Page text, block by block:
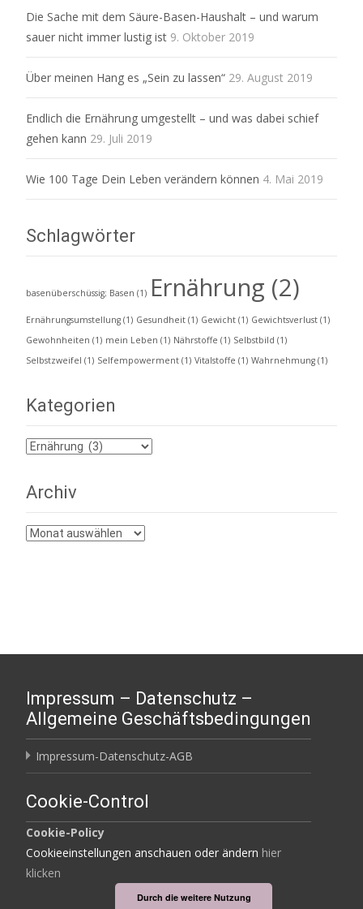
Die Sache mit dem Säure-Basen-Haushalt – und warum
sauer nicht immer lustig ist 9. Oktober 2019
Über meinen Hang es „Sein zu lassen“ 29. August 2019
Endlich die Ernährung umgestellt – und was dabei schief
gehen kann 29. Juli 2019
Wie 100 Tage Dein Leben verändern können 4. Mai 2019
Schlagwörter
basenüberschüssig; Basen (1) Ernährung (2)
Ernährungsumstellung (1) Gesundheit (1) Gewicht (1) Gewichtsverlust (1)
Gewohnheiten (1) mein Leben (1) Nährstoffe (1) Selbstbild (1)
Selbstzweifel (1) Selfempowerment (1) Vitalstoffe (1) Wahrnehmung (1)
Kategorien
Kategorien
Archiv
Archiv
Impressum – Datenschutz –
Allgemeine Geschäftsbedingungen
Impressum-Datenschutz-AGB
Cookie-Control
Cookie-Policy
Cookieeinstellungen anschauen oder ändern hier
klicken
Durch die weitere Nutzung